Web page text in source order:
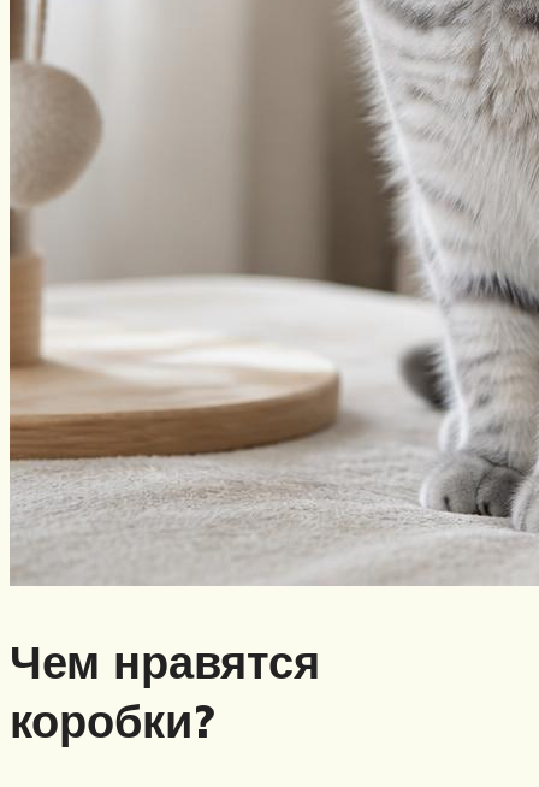
Чем нравятся
коробки?